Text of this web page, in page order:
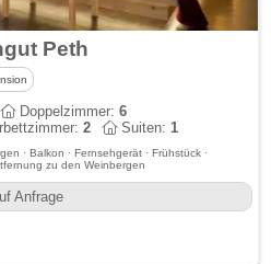
Peth
Doppelzimmer:6
2 Suiten:1
· Balkon · Fernsehgerät · Frühstück ·
zu den Weinbergen
Anfrage